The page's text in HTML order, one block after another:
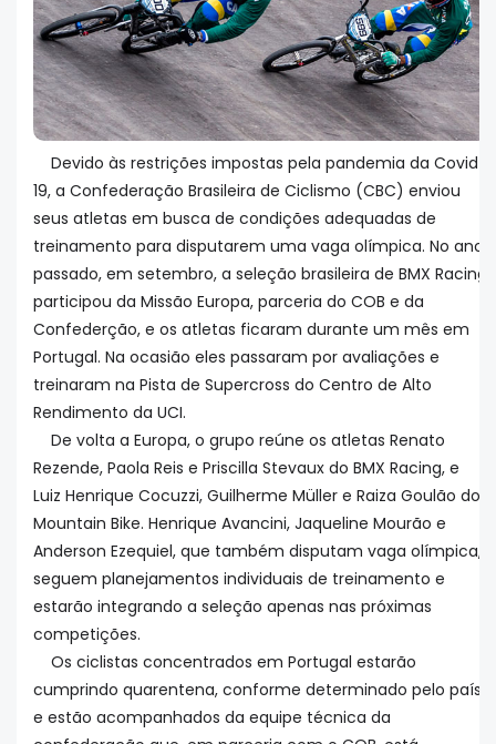
Devido às restrições impostas pela pandemia da Covid-
19, a Confederação Brasileira de Ciclismo (CBC) enviou
seus atletas em busca de condições adequadas de
treinamento para disputarem uma vaga olímpica. No ano
passado, em setembro, a seleção brasileira de BMX Racing
participou da Missão Europa, parceria do COB e da
Confederção, e os atletas ficaram durante um mês em
Portugal. Na ocasião eles passaram por avaliações e
treinaram na Pista de Supercross do Centro de Alto
Rendimento da UCI.
De volta a Europa, o grupo reúne os atletas Renato
Rezende, Paola Reis e Priscilla Stevaux do BMX Racing, e
Luiz Henrique Cocuzzi, Guilherme Müller e Raiza Goulão do
Mountain Bike. Henrique Avancini, Jaqueline Mourão e
Anderson Ezequiel, que também disputam vaga olímpica,
seguem planejamentos individuais de treinamento e
estarão integrando a seleção apenas nas próximas
competições.
Os ciclistas concentrados em Portugal estarão
cumprindo quarentena, conforme determinado pelo país,
e estão acompanhados da equipe técnica da